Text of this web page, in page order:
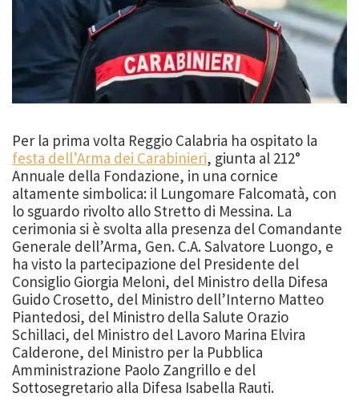
Per la prima volta Reggio Calabria ha ospitato la
festa dell’Arma dei Carabinieri, giunta al 212°
Annuale della Fondazione, in una cornice
altamente simbolica: il Lungomare Falcomatà, con
lo sguardo rivolto allo Stretto di Messina. La
cerimonia si è svolta alla presenza del Comandante
Generale dell’Arma, Gen. C.A. Salvatore Luongo, e
ha visto la partecipazione del Presidente del
Consiglio Giorgia Meloni, del Ministro della Difesa
Guido Crosetto, del Ministro dell’Interno Matteo
Piantedosi, del Ministro della Salute Orazio
Schillaci, del Ministro del Lavoro Marina Elvira
Calderone, del Ministro per la Pubblica
Amministrazione Paolo Zangrillo e del
Sottosegretario alla Difesa Isabella Rauti.